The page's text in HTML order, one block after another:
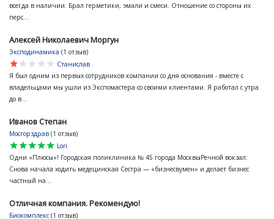
всегда в наличии. Брал герметики, эмали и смеси. Отношение со стороны их
перс...
Алексей Николаевич Моргун
Эксподинамика (1 отзыв)
star
star
star
star
star
Станислав
Я был одним из первых сотрудников компании со дня основания - вместе с
владельцами мы ушли из Экспомастера со своими клиентами. Я работал с утра
до в...
Иванов Степан
Мосгорздрав (1 отзыв)
star
star
star
star
star
Lori
Одни «Плюсы»! Городская поликлиника № 45 города МосквыРечной вокзал:
Снова начала ходить медецинская Сестра — «бизнесвумен» и делает бизнес
частный на...
Отличная компания. Рекомендую!
Биокомплекс (1 отзыв)